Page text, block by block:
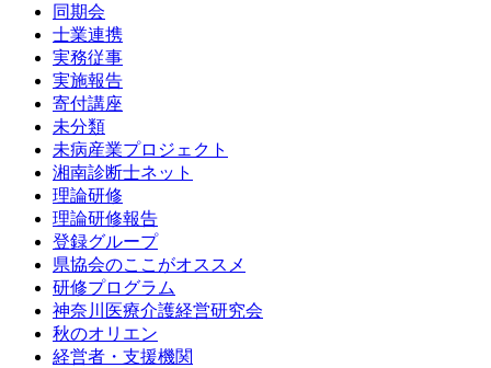
同期会
士業連携
実務従事
実施報告
寄付講座
未分類
未病産業プロジェクト
湘南診断士ネット
理論研修
理論研修報告
登録グループ
県協会のここがオススメ
研修プログラム
神奈川医療介護経営研究会
秋のオリエン
経営者・支援機関